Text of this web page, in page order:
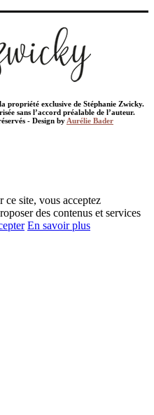
propriété exclusive de Stéphanie Zwicky.
sans l’accord préalable de l’auteur.
- Design byAurélie Bader
site, vous acceptez
des contenus et services
En savoir plus